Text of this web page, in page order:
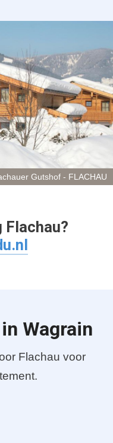
Gutshof - FLACHAU
Flachau?
Wagrain
Flachau voor